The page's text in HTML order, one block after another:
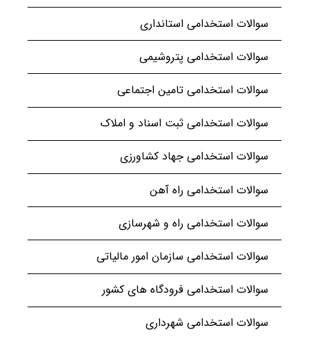
سوالات استخدامی استانداری
سوالات استخدامی پتروشیمی
سوالات استخدامی تامین اجتماعی
سوالات استخدامی ثبت اسناد و املاک
سوالات استخدامی جهاد کشاورزی
سوالات استخدامی راه آهن
سوالات استخدامی راه و شهرسازی
سوالات استخدامی سازمان امور مالیاتی
سوالات استخدامی فرودگاه های کشور
سوالات استخدامی شهرداری